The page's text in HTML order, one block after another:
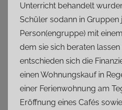
Unterricht behandelt
Schüler sodann in Gruppen
Person(engruppe) mit
dem sie sich beraten
entschieden sich die
einen Wohnungskauf in
einer Ferienwohnung am
Eröffnung eines Cafés